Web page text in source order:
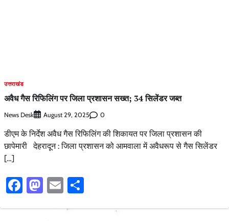
उत्तराखंड
अवैध गैस रिफिलिंग पर जिला प्रशासन सख्त; 34 सिलेंडर जब्त
News Desk August 29, 2025 0
डीएम के निर्देश अवैध गैस रिफिलिंग की शिकायत पर जिला प्रशासन की
छापेमारी देहरादून : जिला प्रशासन को आमवाला में अवैधरूप से गैस सिलेंडर
[…]
Facebook
Mastodon
Email